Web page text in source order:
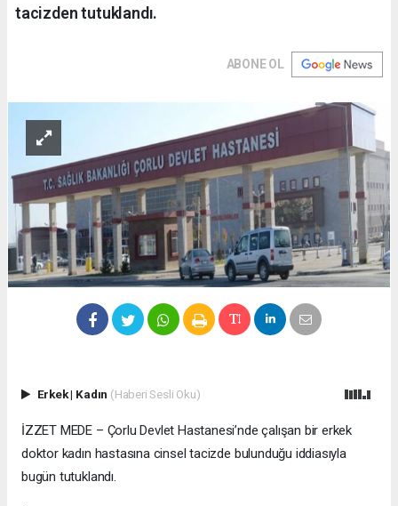
tacizden tutuklandı.
ABONE OL
Erkek| Kadın (Haberi Sesli Oku)
İZZET MEDE – Çorlu Devlet Hastanesi’nde çalışan bir erkek
doktor kadın hastasına cinsel tacizde bulunduğu iddiasıyla
bugün tutuklandı.